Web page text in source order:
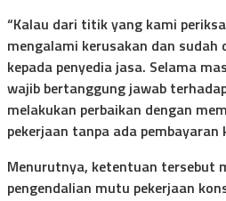
“Kalau dari titik yang kami
mengalami kerusakan dan
kepada penyedia jasa. Selama
wajib bertanggung jawab
melakukan perbaikan dengan
pekerjaan tanpa ada pembayaran
Menurutnya, ketentuan tersebut
pengendalian mutu pekerjaan